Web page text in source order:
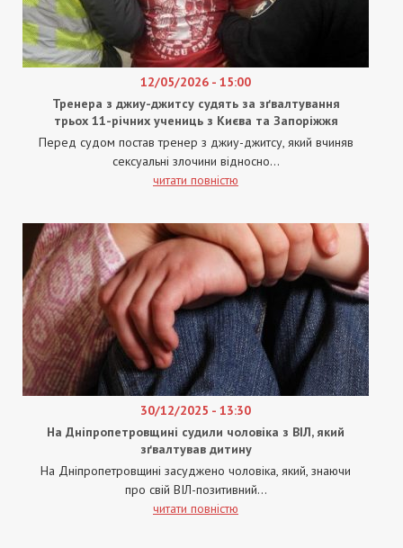
12/05/2026 - 15:00
Тренера з джиу-джитсу судять за зґвалтування
трьох 11-річних учениць з Києва та Запоріжжя
Перед судом постав тренер з джиу-джитсу, який вчиняв
сексуальні злочини відносно...
читати повністю
30/12/2025 - 13:30
На Дніпропетровщині судили чоловіка з ВІЛ, який
зґвалтував дитину
На Дніпропетровщині засуджено чоловіка, який, знаючи
про свій ВІЛ-позитивний...
читати повністю